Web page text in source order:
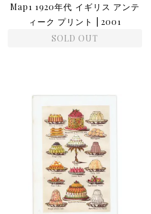
Map1 1920年代 イギリス アンテ
ィーク プリント | 2001
SOLD OUT